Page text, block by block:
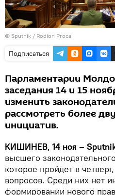
© Sputnik / Rodion Proca
Подписаться
Парламентарии
заседания 14 и 15
изменить
рассмотреть более
инициатив.
КИШИНЕВ, 14 ноя –
высшего
которое пройдет в
вопросов. Среди них нет
формировании нового